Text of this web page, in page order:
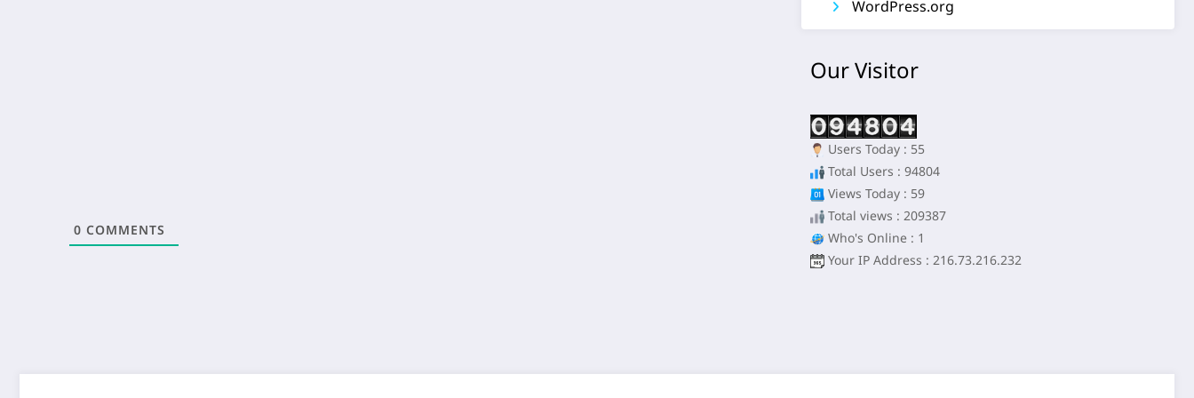
0 COMMENTS
WordPress.org
Our Visitor
Users Today : 55
Total Users : 94804
Views Today : 59
Total views : 209387
Who's Online : 1
Your IP Address : 216.73.216.232